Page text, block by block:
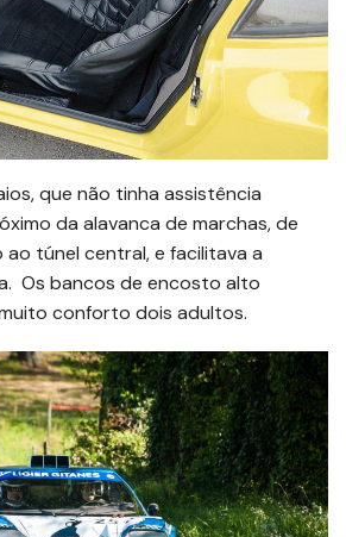
que não tinha assistência
da alavanca de marchas, de
túnel central, e facilitava a
Os bancos de encosto alto
conforto dois adultos.